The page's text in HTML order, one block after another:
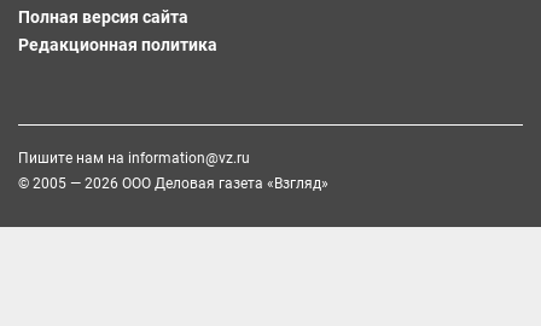
Полная версия сайта
Редакционная политика
Пишите нам на information@vz.ru
© 2005 — 2026 ООО Деловая газета «Взгляд»